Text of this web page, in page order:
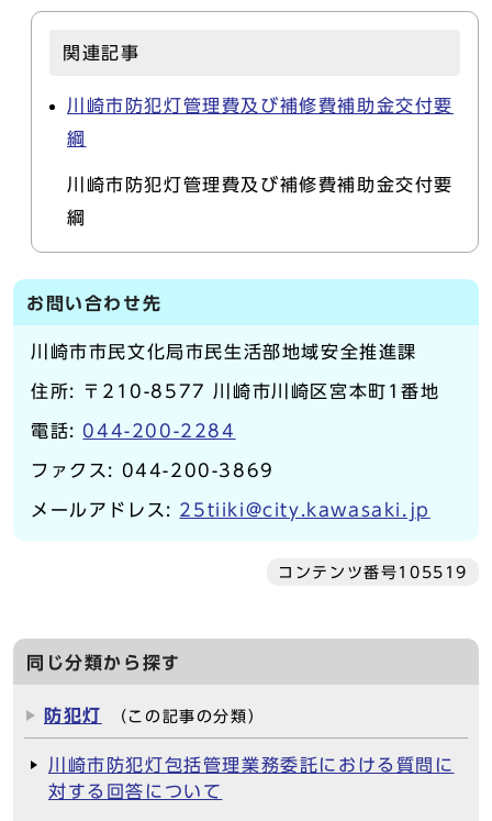
関連記事
川崎市防犯灯管理費及び補修費補助金交付要
綱
川崎市防犯灯管理費及び補修費補助金交付要
綱
お問い合わせ先
川崎市市民文化局市民生活部地域安全推進課
住所: 〒210-8577 川崎市川崎区宮本町1番地
電話: 044-200-2284
ファクス: 044-200-3869
メールアドレス: 25tiiki@city.kawasaki.jp
コンテンツ番号105519
同じ分類から探す
防犯灯 （この記事の分類）
川崎市防犯灯包括管理業務委託における質問に
対する回答について